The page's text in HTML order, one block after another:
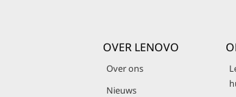
OVER LENOVO
Over ons
Nieuws